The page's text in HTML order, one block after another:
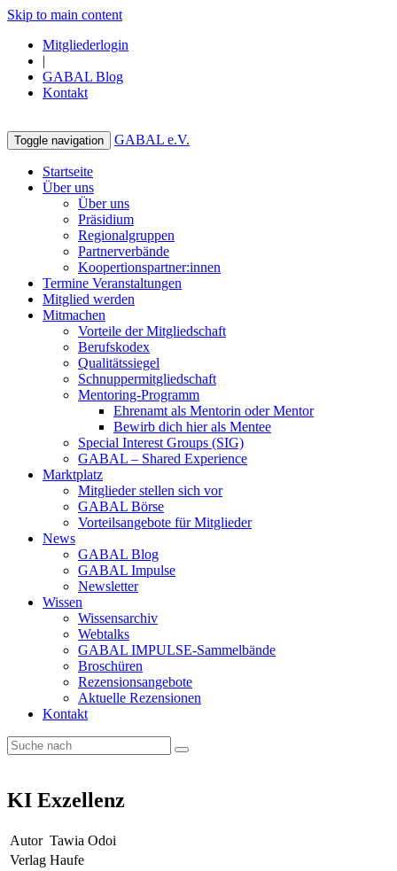
Skip to main content
Mitgliederlogin
|
GABAL Blog
Kontakt
Toggle navigation GABAL e.V.
Startseite
Über uns
Über uns
Präsidium
Regionalgruppen
Partnerverbände
Koopertionspartner:innen
Termine Veranstaltungen
Mitglied werden
Mitmachen
Vorteile der Mitgliedschaft
Berufskodex
Qualitätssiegel
Schnuppermitgliedschaft
Mentoring-Programm
Ehrenamt als Mentorin oder Mentor
Bewirb dich hier als Mentee
Special Interest Groups (SIG)
GABAL – Shared Experience
Marktplatz
Mitglieder stellen sich vor
GABAL Börse
Vorteilsangebote für Mitglieder
News
GABAL Blog
GABAL Impulse
Newsletter
Wissen
Wissensarchiv
Webtalks
GABAL IMPULSE-Sammelbände
Broschüren
Rezensionsangebote
Aktuelle Rezensionen
Kontakt
KI Exzellenz
Autor Tawia Odoi
Verlag Haufe